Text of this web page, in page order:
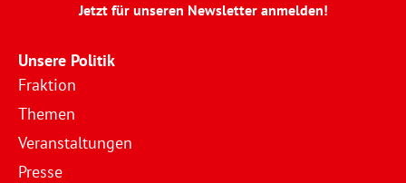
Jetzt für unseren Newsletter anmelden!
Unsere Politik
Fraktion
Themen
Veranstaltungen
Presse